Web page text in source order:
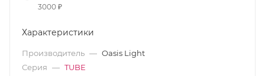
3000 ₽
Характеристики
Производитель — Oasis Light
Серия — TUBE